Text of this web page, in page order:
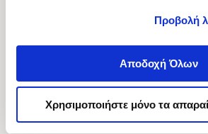
Προβολή
Αποδοχή Όλων
Χρησιμοποιήστε μόνο τα
Ασκληπιού 1-3, Αθήνα
Δευτέρα - Παρασκευή
Εξυπηρέτηση Πελατών